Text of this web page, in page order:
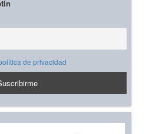
de privacidad